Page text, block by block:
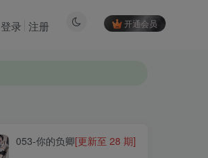
开通会员
登录 注册
053-你的负卿[更新至 28 期]